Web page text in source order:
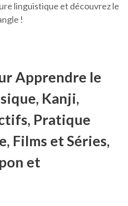
linguistique et découvrez le
!
Apprendre le
Kanji,
Pratique
Films et Séries,
et